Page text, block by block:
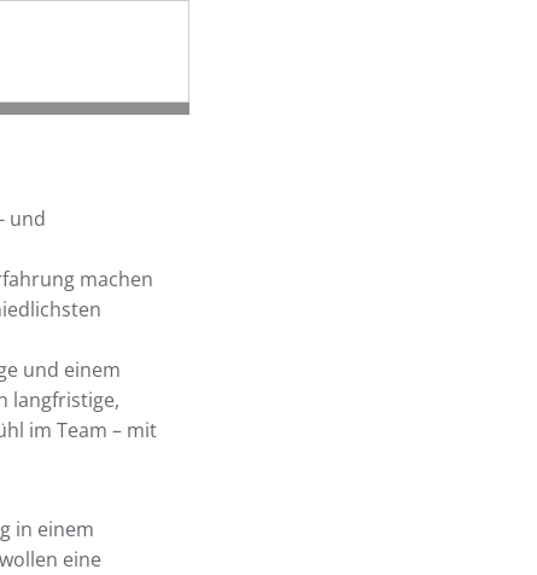
und
machen
und einem
langfristige,
im Team – mit
in einem
eine